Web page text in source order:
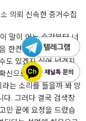
의뢰 신속한 증거수집
말이 어느 순간부터 너
한켠에 불안이 자리잡
도 있겠지 싶어 넘겼지
신으로 변해갔습니다.
는 소리를 들을까 봐 망
다. 그러다 결국 검색창
민 끝에 요청을 드렸습